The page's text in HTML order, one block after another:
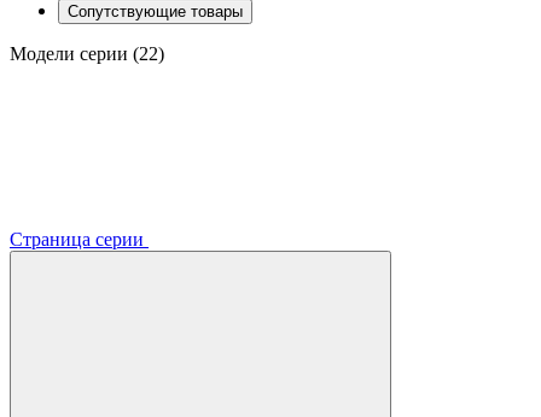
Сопутствующие товары
Модели серии (22)
Страница серии